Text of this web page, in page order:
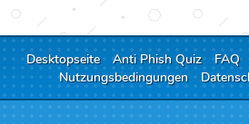
Desktopseite Anti Phish Quiz FAQ
Nutzungsbedingungen